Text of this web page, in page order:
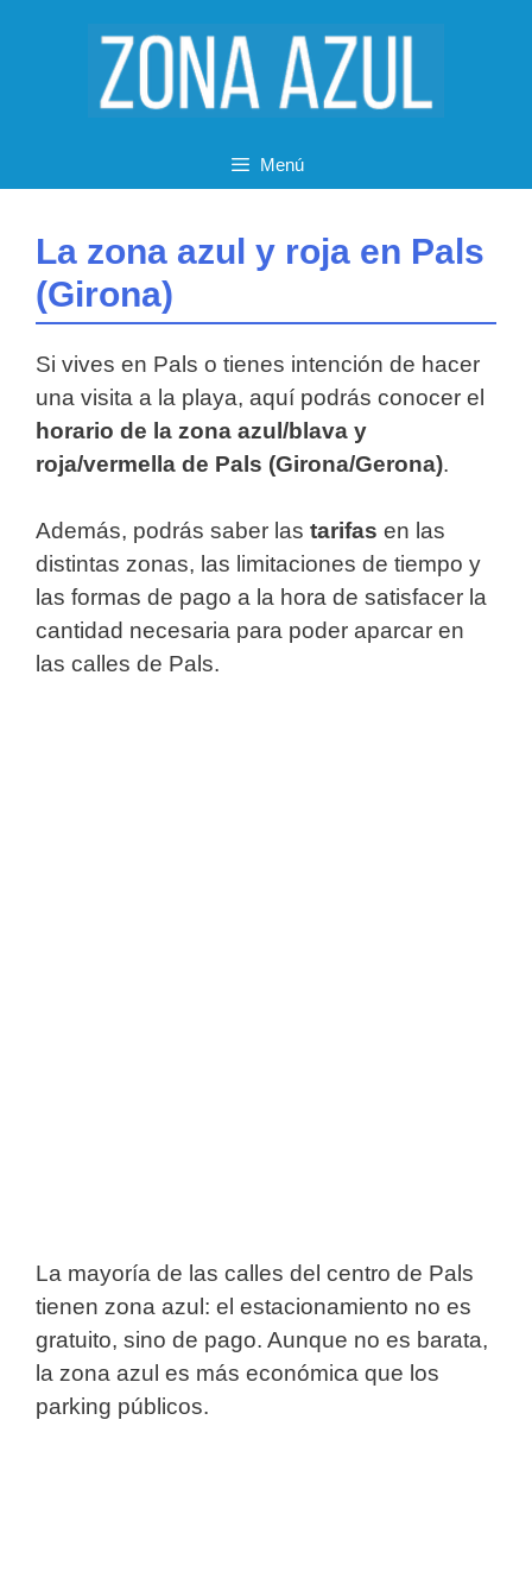
Menú
La zona azul y roja en Pals
(Girona)
Si vives en Pals o tienes intención de hacer
una visita a la playa, aquí podrás conocer el
horario de la zona azul/blava y
roja/vermella de Pals (Girona/Gerona).
Además, podrás saber las tarifas en las
distintas zonas, las limitaciones de tiempo y
las formas de pago a la hora de satisfacer la
cantidad necesaria para poder aparcar en
las calles de Pals.
La mayoría de las calles del centro de Pals
tienen zona azul: el estacionamiento no es
gratuito, sino de pago. Aunque no es barata,
la zona azul es más económica que los
parking públicos.